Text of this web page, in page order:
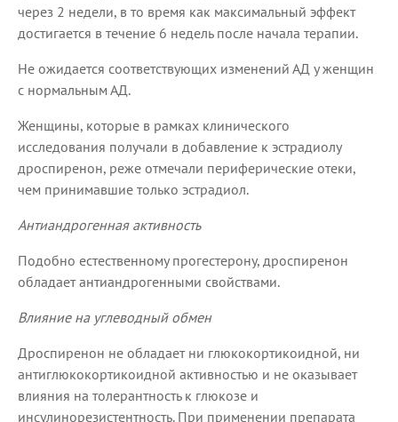
через 2 недели, в то время как максимальный эффект
достигается в течение 6 недель после начала терапии.
Не ожидается соответствующих изменений АД у женщин
с нормальным АД.
Женщины, которые в рамках клинического
исследования получали в добавление к эстрадиолу
дроспиренон, реже отмечали периферические отеки,
чем принимавшие только эстрадиол.
Антиандрогенная активность
Подобно естественному прогестерону, дроспиренон
обладает антиандрогенными свойствами.
Влияние на углеводный обмен
Дроспиренон не обладает ни глюкокортикоидной, ни
антиглюкокортикоидной активностью и не оказывает
влияния на толерантность к глюкозе и
инсулинорезистентность. При применении препарата